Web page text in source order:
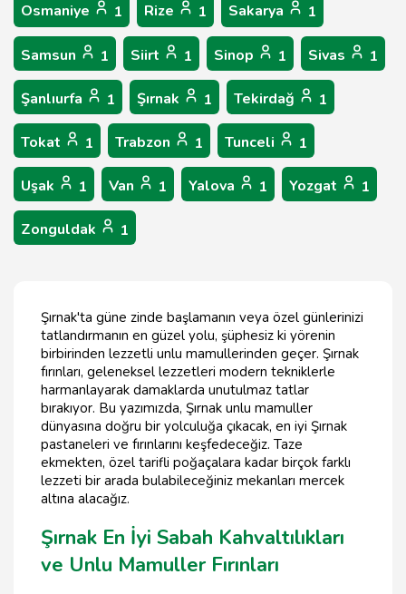
Osmaniye 1 Rize 1 Sakarya 1
Samsun 1 Siirt 1 Sinop 1 Sivas 1
Şanlıurfa 1 Şırnak 1 Tekirdağ 1
Tokat 1 Trabzon 1 Tunceli 1
Uşak 1 Van 1 Yalova 1 Yozgat 1
Zonguldak 1
Şırnak'ta güne zinde başlamanın veya özel günlerinizi
tatlandırmanın en güzel yolu, şüphesiz ki yörenin
birbirinden lezzetli unlu mamullerinden geçer. Şırnak
fırınları, geleneksel lezzetleri modern tekniklerle
harmanlayarak damaklarda unutulmaz tatlar
bırakıyor. Bu yazımızda, Şırnak unlu mamuller
dünyasına doğru bir yolculuğa çıkacak, en iyi Şırnak
pastaneleri ve fırınlarını keşfedeceğiz. Taze
ekmekten, özel tarifli poğaçalara kadar birçok farklı
lezzeti bir arada bulabileceğiniz mekanları mercek
altına alacağız.
Şırnak En İyi Sabah Kahvaltılıkları
ve Unlu Mamuller Fırınları